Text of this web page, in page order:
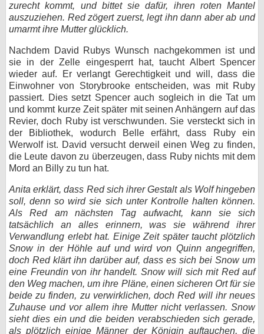
zurecht kommt, und bittet sie dafür, ihren roten Mantel
auszuziehen. Red zögert zuerst, legt ihn dann aber ab und
umarmt ihre Mutter glücklich.
Nachdem David Rubys Wunsch nachgekommen ist und
sie in der Zelle eingesperrt hat, taucht Albert Spencer
wieder auf. Er verlangt Gerechtigkeit und will, dass die
Einwohner von Storybrooke entscheiden, was mit Ruby
passiert. Dies setzt Spencer auch sogleich in die Tat um
und kommt kurze Zeit später mit seinen Anhängern auf das
Revier, doch Ruby ist verschwunden. Sie versteckt sich in
der Bibliothek, wodurch Belle erfährt, dass Ruby ein
Werwolf ist. David versucht derweil einen Weg zu finden,
die Leute davon zu überzeugen, dass Ruby nichts mit dem
Mord an Billy zu tun hat.
Anita erklärt, dass Red sich ihrer Gestalt als Wolf hingeben
soll, denn so wird sie sich unter Kontrolle halten können.
Als Red am nächsten Tag aufwacht, kann sie sich
tatsächlich an alles erinnern, was sie während ihrer
Verwandlung erlebt hat. Einige Zeit später taucht plötzlich
Snow in der Höhle auf und wird von Quinn angegriffen,
doch Red klärt ihn darüber auf, dass es sich bei Snow um
eine Freundin von ihr handelt. Snow will sich mit Red auf
den Weg machen, um ihre Pläne, einen sicheren Ort für sie
beide zu finden, zu verwirklichen, doch Red will ihr neues
Zuhause und vor allem ihre Mutter nicht verlassen. Snow
sieht dies ein und die beiden verabschieden sich gerade,
als plötzlich einige Männer der Königin auftauchen, die